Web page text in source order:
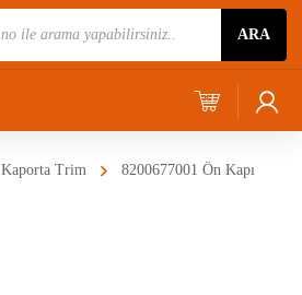
ARA
Kaporta Trim
8200677001 Ön Kapı